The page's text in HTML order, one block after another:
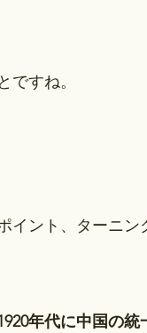
すね。
イント、ターニン
年代に中国の統